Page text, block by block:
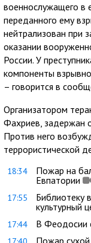
военнослужащего в
переданного ему
нейтрализован при
оказании
России. У
компоненты
– говорится в
Организатором
Фахриев, задержан
Против него
террористической
18:34
Пожар на
Евпатории
17:55
Библиотеку
культурный
17:44 В Феодосии
Пожар сухой